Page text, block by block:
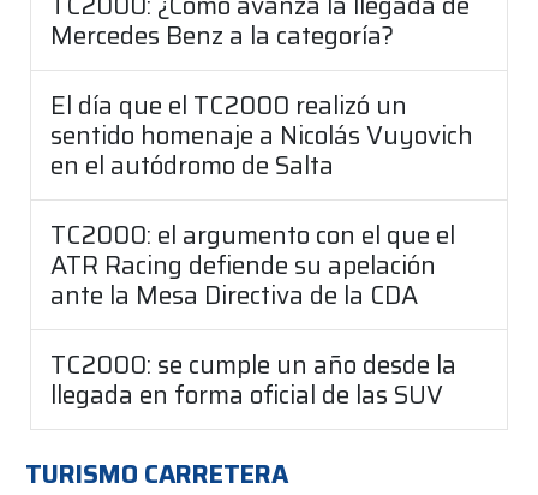
Mercedes Benz a la categoría?
El día que el TC2000 realizó un
sentido homenaje a Nicolás Vuyovich
en el autódromo de Salta
TC2000: el argumento con el que el
ATR Racing defiende su apelación
ante la Mesa Directiva de la CDA
TC2000: se cumple un año desde la
llegada en forma oficial de las SUV
TURISMO CARRETERA